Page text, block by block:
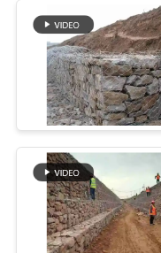
SITEMAP
গোপনীয়তা